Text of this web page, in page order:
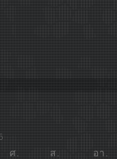
ศ. ส.
อา.